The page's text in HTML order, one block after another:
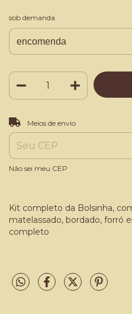
sob demanda
Entregas para o CEP:
Meios de envio
Não sei meu CEP
Kit completo da Bolsinha,
matelassado, bordado, forró
completo